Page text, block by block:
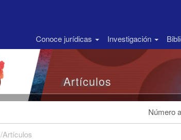
Conoce jurídicas Investigación
Artículos
Número
/Artículos